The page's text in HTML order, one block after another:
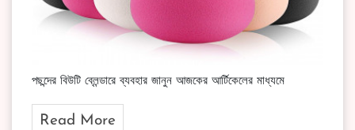
পছন্দের বিউটি ব্লেন্ডারে ব্যবহার জানুন আজকের আর্টিকেলের মাধ্যমে
Read More